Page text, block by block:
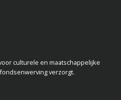
culturele en maatschappelijke
verzorgt.